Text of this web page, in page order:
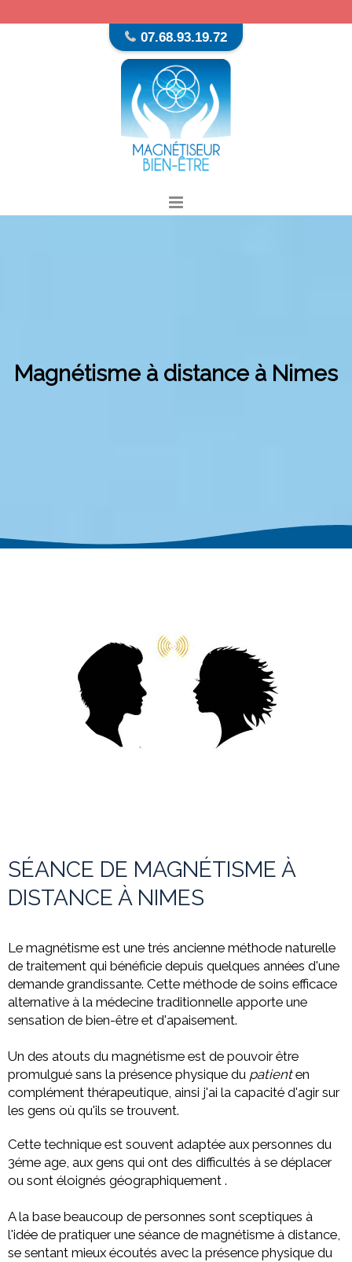
07.68.93.19.72
Magnétisme à distance à Nimes
SÉANCE DE MAGNÉTISME À
DISTANCE À NIMES
Le magnétisme est une trés ancienne méthode naturelle
de traitement qui bénéficie depuis quelques années d'une
demande grandissante. Cette méthode de soins efficace
alternative à la médecine traditionnelle apporte une
sensation de bien-être et d'apaisement.
Un des atouts du magnétisme est de pouvoir être
promulgué sans la présence physique du patienten
complément thérapeutique, ainsi j'ai la capacité d'agir sur
les gens où qu'ils se trouvent.
Cette technique est souvent adaptée aux personnes du
3éme age, aux gens qui ont des difficultés à se déplacer
ou sont éloignés géographiquement .
A la base beaucoup de personnes sont sceptiques à
l'idée de pratiquer une séance de magnétisme à distance,
se sentant mieux écoutés avec la présence physique du